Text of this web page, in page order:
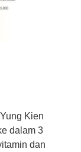
Kien
dalam 3
dan